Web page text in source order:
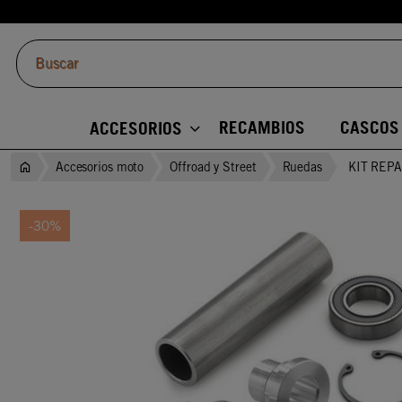
ACCESORIOS RECAMBIOS CASCOS
Accesorios moto Offroad y Street Ruedas KIT
-30%